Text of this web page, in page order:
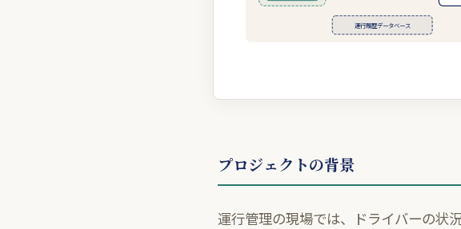
運行履歴データベース
プロジェクトの背景
運行管理の現場では、ドライバーの状